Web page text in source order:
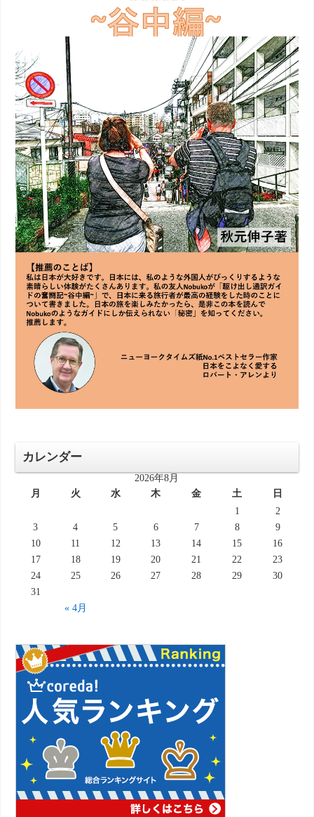
カレンダー
2026年8月
月
火 水 木 金 土 日
« 4月
1
2
3
4 5 6 7 8
9
10
11 12 13 14 15
16
17
18 19 20 21 22
23
24
25 26 27 28 29
30
31